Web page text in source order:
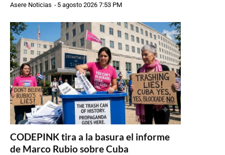
Asere Noticias - 5 agosto 2026 7:53 PM
CODEPINK tira a la basura el informe
de Marco Rubio sobre Cuba